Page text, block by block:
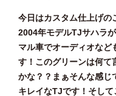
今日はカスタム仕上げの
2004年モデルTJサハラ
マル車でオーディオなど
す！このグリーンは何て
かな？？まぁそんな感じ
キレイなTJです！そして